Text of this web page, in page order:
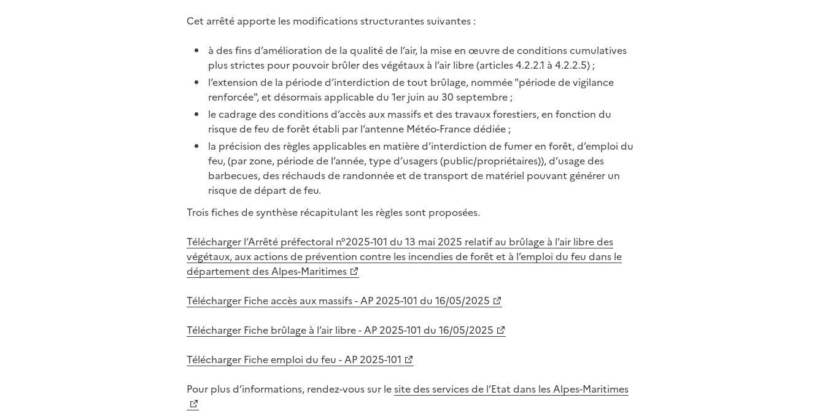
Cet arrêté apporte les modifications structurantes suivantes :
à des fins d’amélioration de la qualité de l’air, la mise en œuvre de conditions cumulatives
plus strictes pour pouvoir brûler des végétaux à l’air libre (articles 4.2.2.1 à 4.2.2.5) ;
l’extension de la période d’interdiction de tout brûlage, nommée "période de vigilance
renforcée", et désormais applicable du 1er juin au 30 septembre ;
le cadrage des conditions d’accès aux massifs et des travaux forestiers, en fonction du
risque de feu de forêt établi par l’antenne Météo-France dédiée ;
la précision des règles applicables en matière d’interdiction de fumer en forêt, d’emploi du
feu, (par zone, période de l’année, type d’usagers (public/propriétaires)), d’usage des
barbecues, des réchauds de randonnée et de transport de matériel pouvant générer un
risque de départ de feu.
Trois fiches de synthèse récapitulant les règles sont proposées.
Télécharger l’Arrêté préfectoral n°2025-101 du 13 mai 2025 relatif au brûlage à l’air libre des
végétaux, aux actions de prévention contre les incendies de forêt et à l’emploi du feu dans le
département des Alpes-Maritimes
Télécharger Fiche accès aux massifs - AP 2025-101 du 16/05/2025
Télécharger Fiche brûlage à l’air libre - AP 2025-101 du 16/05/2025
Télécharger Fiche emploi du feu - AP 2025-101
Pour plus d’informations, rendez-vous sur lesite des services de l’Etat dans les Alpes-Maritimes